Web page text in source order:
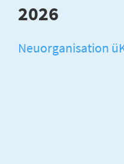
2026
Neuorganisation